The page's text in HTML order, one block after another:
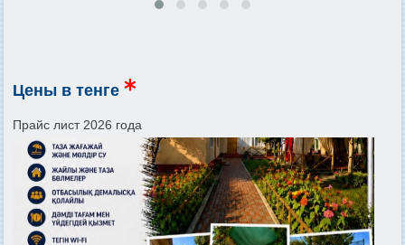
Цены в тенге
Прайс лист 2026 года